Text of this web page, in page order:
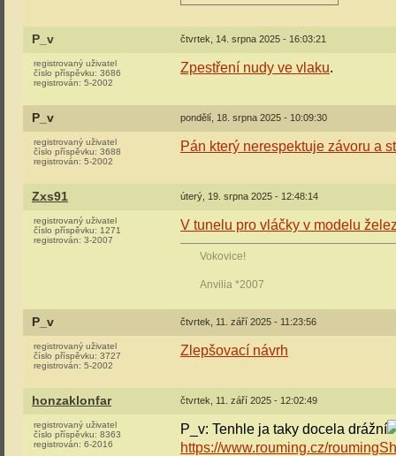
P_v čtvrtek, 14. srpna 2025 - 16:03:21
registrovaný uživatel
číslo příspěvku: 3686
registrován: 5-2002
Zpestření nudy ve vlaku.
P_v pondělí, 18. srpna 2025 - 10:09:30
registrovaný uživatel
číslo příspěvku: 3688
registrován: 5-2002
Pán který nerespektuje závoru a
Zxs91 úterý, 19. srpna 2025 - 12:48:14
registrovaný uživatel
číslo příspěvku: 1271
registrován: 3-2007
V tunelu pro vláčky v modelu
Vokovice!
Anvilia *2007
P_v čtvrtek, 11. září 2025 - 11:23:56
registrovaný uživatel
číslo příspěvku: 3727
registrován: 5-2002
Zlepšovací návrh
honzaklonfar čtvrtek, 11. září 2025 - 12:02:49
registrovaný uživatel
číslo příspěvku: 8363
registrován: 6-2016
P_v: Tenhle ja taky docela drážní
https://www.rouming.cz/